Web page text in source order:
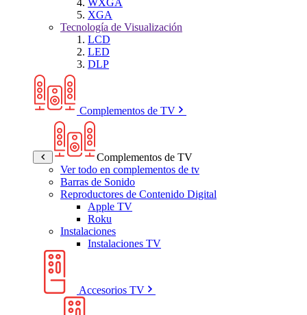
XGA
Tecnología de Visualización
LCD
LED
DLP
Complementos de TV
Complementos de TV
Ver todo en complementos de tv
Barras de Sonido
Reproductores de Contenido Digital
Apple TV
Roku
Instalaciones
Instalaciones TV
Accesorios TV